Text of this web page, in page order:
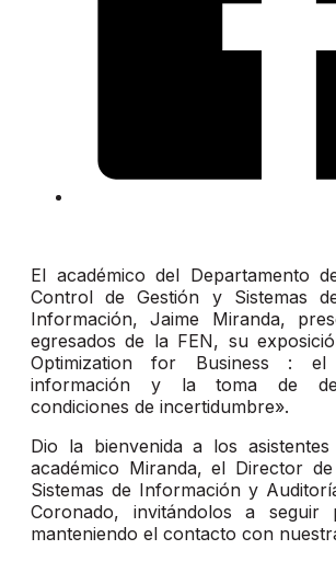
El académico del Departamento
Control de Gestión y Sistemas
Información, Jaime Miranda,
egresados de la FEN, su
Optimization for Business :
información y la toma de
condiciones de incertidumbre».
Dio la bienvenida a los
académico Miranda, el Director
Sistemas de Información y
Coronado, invitándolos a seguir
manteniendo el contacto con